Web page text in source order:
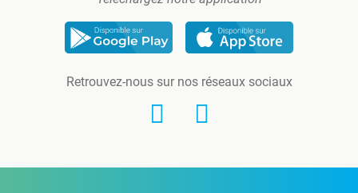
Retrouvez-nous sur nos réseaux sociaux